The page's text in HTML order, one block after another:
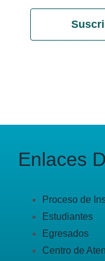
Enlaces
Proceso de
Estudiantes
Egresados
Centro de